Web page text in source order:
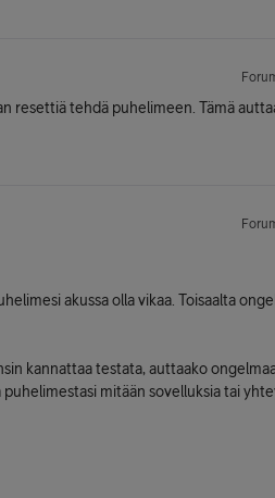
resettiä tehdä puhelimeen. Tämä
akussa olla vikaa. Toisaalta
kannattaa testata, auttaako
mitään sovelluksia tai